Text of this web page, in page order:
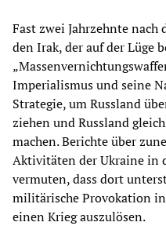
Fast zwei Jahrzehnte
den Irak, der auf der Lüge
Imperialismus und seine
Strategie, um Russland
ziehen und Russland
machen. Berichte über
Aktivitäten der Ukraine in
vermuten, dass dort
militärische Provokation
einen Krieg auszulösen.